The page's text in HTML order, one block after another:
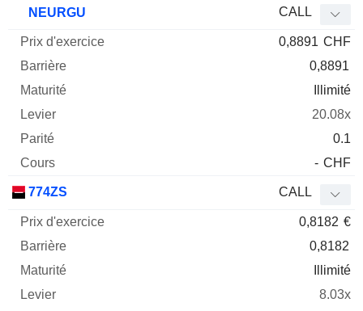
NEURGU CALL
0,8891 CHF
0,8891
Illimité
20.08x
0.1
- CHF
774ZS CALL
0,8182 €
0,8182
Illimité
8.03x